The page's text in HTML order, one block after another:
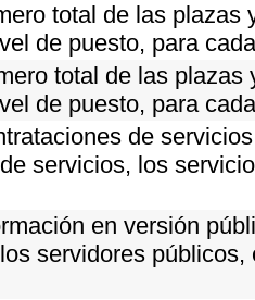
total de las
de puesto, para
total de las
de puesto, para
de
servicios, los
en versión
servidores